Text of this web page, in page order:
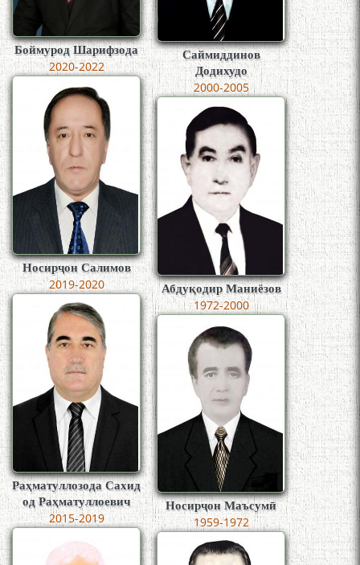
Боймурод Шарифзода
2020-2022
Носирҷон Салимов
2019-2020
Раҳматуллозода Сахид
од Раҳматуллоевич
2015-2019
Саймиддинов
Додихудо
2000-2005
Абдуқодир Маниёзов
1972-2000
Носирҷон Маъсумӣ
1959-1972